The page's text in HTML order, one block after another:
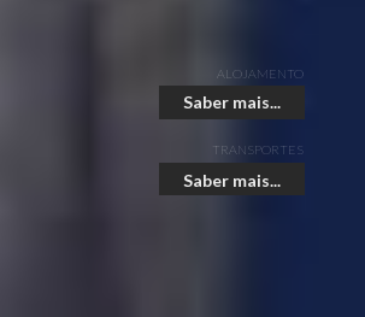
ALOJAMENTO
Saber mais...
TRANSPORTES
Saber mais...